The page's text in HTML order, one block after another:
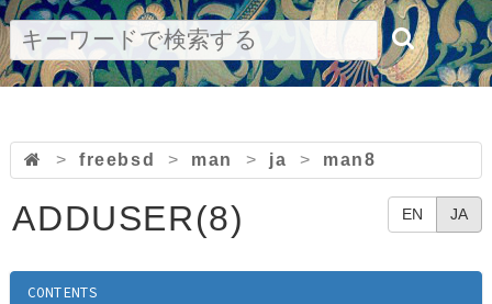
> freebsd > man > ja > man8
EN JA
ADDUSER(8)
CONTENTS